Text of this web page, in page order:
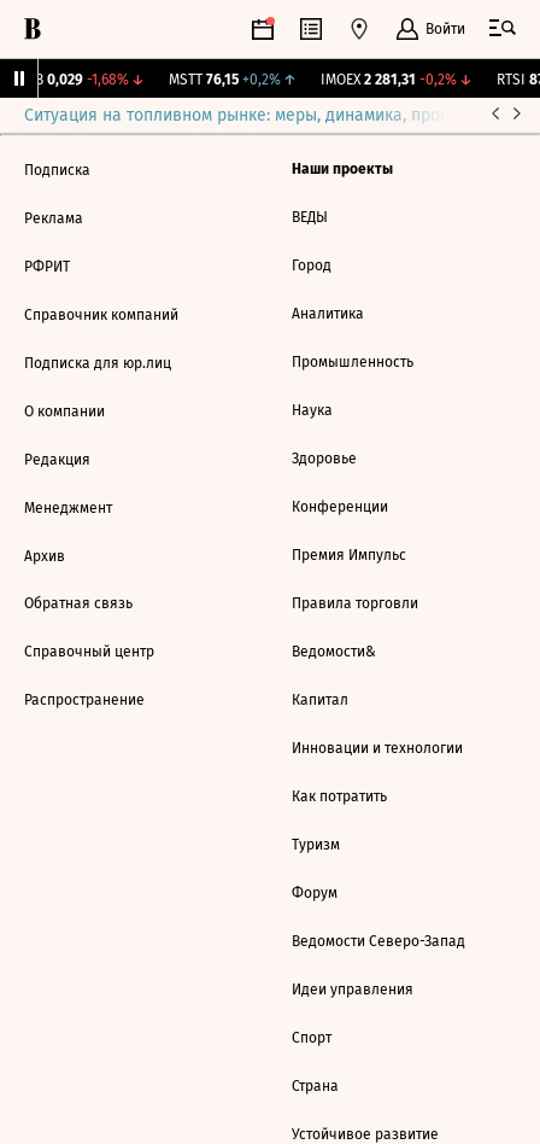
Войти
0,029 -1,68%↓ MSTT 76,15 +0,2%↑ IMOEX 2 281,31 -0,2%↓ RTSI
Ситуация на топливном рынке: меры, динамика, прогнозы
Подписка
Реклама
РФРИТ
Справочник компаний
Подписка для юр.лиц
О компании
Редакция
Менеджмент
Архив
Обратная связь
Справочный центр
Распространение
Наши проекты
ВЕДЫ
Город
Аналитика
Промышленность
Наука
Здоровье
Конференции
Премия Импульс
Правила торговли
Ведомости&
Капитал
Инновации и технологии
Как потратить
Туризм
Форум
Ведомости Северо-Запад
Идеи управления
Спорт
Страна
Устойчивое развитие